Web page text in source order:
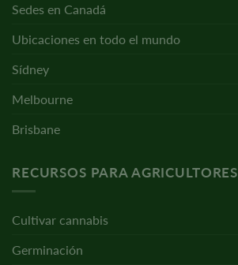
Sedes en Canadá
Ubicaciones en todo el mundo
Sídney
Melbourne
Brisbane
RECURSOS PARA AGRICULTORES
Cultivar cannabis
Germinación